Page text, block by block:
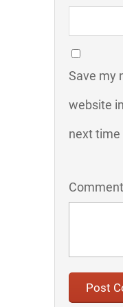
Save my
website
next
Comment